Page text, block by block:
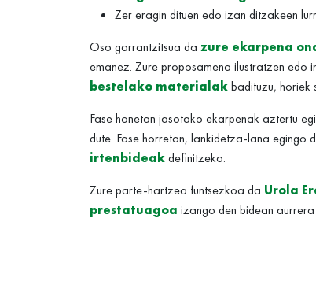
Zer eragin dituen edo izan ditzakeen
Oso garrantzitsua da zure ekarpena
emanez. Zure proposamena ilustratzen edo
bestelako materialakbadituzu, horiek
Fase honetan jasotako ekarpenak aztertu
dute. Fase horretan, lankidetza-lana egingo
irtenbideakdefinitzeko.
Zure parte-hartzea funtsezkoa da Urola
prestatuagoa izango den bidean